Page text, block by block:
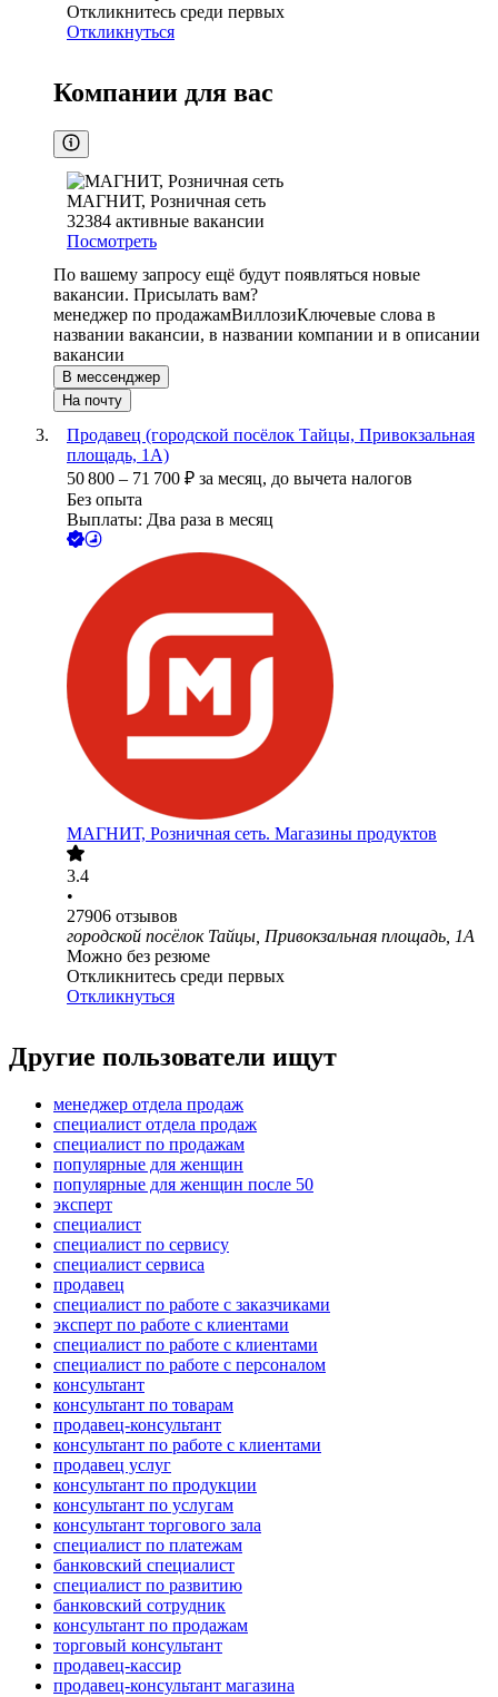
Откликнитесь среди первых
Откликнуться
Компании для вас
МАГНИТ, Розничная сеть
32384 активные вакансии
Посмотреть
По вашему запросу ещё будут появляться новые
вакансии. Присылать вам?
менеджер по продажамВиллозиКлючевые слова в
названии вакансии, в названии компании и в описании
вакансии
В мессенджер
На почту
Продавец (городской посёлок Тайцы, Привокзальная
площадь, 1А)
50 800 – 71 700 ₽ за месяц, до вычета налогов
Без опыта
Выплаты: Два раза в месяц
МАГНИТ, Розничная сеть. Магазины продуктов
3.4
•
27906 отзывов
городской посёлок Тайцы, Привокзальная площадь, 1А
Можно без резюме
Откликнитесь среди первых
Откликнуться
Другие пользователи ищут
менеджер отдела продаж
специалист отдела продаж
специалист по продажам
популярные для женщин
популярные для женщин после 50
эксперт
специалист
специалист по сервису
специалист сервиса
продавец
специалист по работе с заказчиками
эксперт по работе с клиентами
специалист по работе с клиентами
специалист по работе с персоналом
консультант
консультант по товарам
продавец-консультант
консультант по работе с клиентами
продавец услуг
консультант по продукции
консультант по услугам
консультант торгового зала
специалист по платежам
банковский специалист
специалист по развитию
банковский сотрудник
консультант по продажам
торговый консультант
продавец-кассир
продавец-консультант магазина